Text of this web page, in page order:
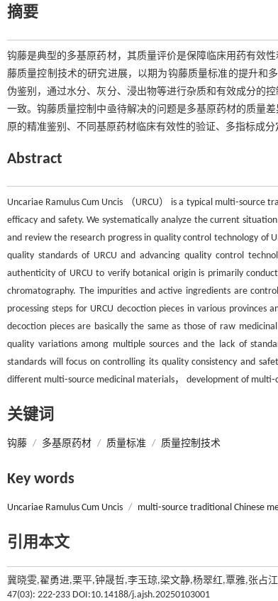
摘要
钩藤是典型的多基原药材，其质量评价是保障临床用药有效
藤质量控制技术的研究进展，以期为钩藤质量标准的提升和
伪鉴别，通过水分、灰分、浸出物等进行杂质和有效成分的
一致。钩藤质量控制中亟待解决的问题是多基原药材的质量
原的精准鉴别、不同基原药材临床有效性的验证、多指标成
Abstract
Uncariae Ramulus Cum Uncis （URCU） is a typical
efficacy and safety. We systematically analyze the current
and review the research progress in quality control technology of
quality standards of URCU and advancing quality control
authenticity of URCU to verify botanical origin is primarily
chromatography. The impurities and active ingredients are
processing steps for URCU decoction pieces in various
decoction pieces are basically the same as those of raw
quality variations among multiple sources and the lack of
standards will focus on controlling its quality consistency and
different multi⁃source medicinal materials， development of
关键词
钩藤 / 多基原药材 / 质量标准 / 质量控制技术
Key words
Uncariae Ramulus Cum Uncis / multi⁃source traditional Chinese
引用本文
冀晓雯,翟勇进,栗平,钟晟哲,李玉琼,梁文静,杨翠红,覃雅,张占
47(03): 222-233 DOI:10.14188/j.ajsh.20250103001